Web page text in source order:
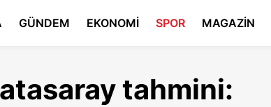
GÜNDEM EKONOMİ SPOR MAGAZİN
tahmini: